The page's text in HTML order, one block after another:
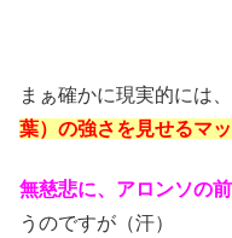
まぁ確かに現実的には、
葉）の強さを見せるマッ
無慈悲に、アロンソの
うのですが（汗）